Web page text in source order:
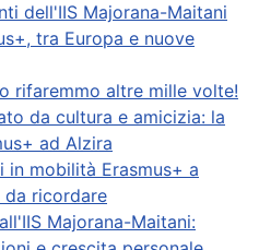
dell'IIS Majorana-Maitani
tra Europa e nuove
rifaremmo altre mille volte!
da cultura e amicizia: la
ad Alzira
in mobilità Erasmus+ a
da ricordare
Majorana-Maitani: